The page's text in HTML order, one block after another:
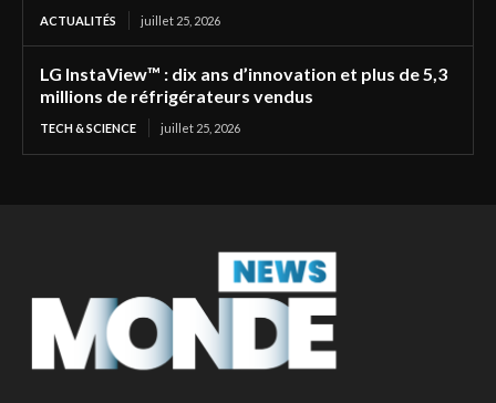
ACTUALITÉS juillet 25, 2026
LG InstaView™ : dix ans d’innovation et plus de 5,3
millions de réfrigérateurs vendus
TECH & SCIENCE juillet 25, 2026